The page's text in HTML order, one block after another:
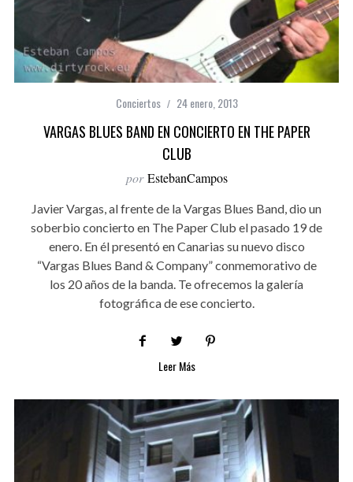
Conciertos 24 enero, 2013
VARGAS BLUES BAND EN CONCIERTO EN THE PAPER
CLUB
por EstebanCampos
Javier Vargas, al frente de la Vargas Blues Band, dio un
soberbio concierto en The Paper Club el pasado 19 de
enero. En él presentó en Canarias su nuevo disco
“Vargas Blues Band & Company” conmemorativo de
los 20 años de la banda. Te ofrecemos la galería
fotográfica de ese concierto.
Leer Más